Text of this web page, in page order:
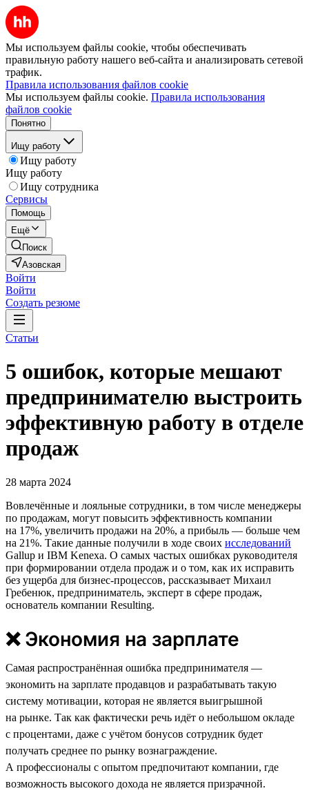
Мы используем файлы cookie, чтобы обеспечивать
правильную работу нашего веб-сайта и анализировать сетевой
трафик.
Правила использования файлов cookie
Мы используем файлы cookie. Правила использования
файлов cookie
Понятно
Ищу работу
Ищу работу
Ищу работу
Ищу сотрудника
Сервисы
Помощь
Ещё
Поиск
Азовская
Войти
Войти
Создать резюме
Статьи
5 ошибок, которые мешают
предпринимателю выстроить
эффективную работу в отделе
продаж
28 марта 2024
Вовлечённые и лояльные сотрудники, в том числе менеджеры
по продажам, могут повысить эффективность компании
на 17%, увеличить продажи на 20%, а прибыль — больше чем
на 21%. Такие данные получили в ходе своих исследований
Gallup и IBM Kenexa. О самых частых ошибках руководителя
при формировании отдела продаж и о том, как их исправить
без ущерба для бизнес-процессов, рассказывает Михаил
Гребенюк, предприниматель, эксперт в сфере продаж,
основатель компании Resulting.
❌ Экономия на зарплате
Самая распространённая ошибка предпринимателя —
экономить на зарплате продавцов и разрабатывать такую
систему мотивации, которая не является выигрышной
на рынке. Так как фактически речь идёт о небольшом окладе
с процентами, даже с учётом бонусов сотрудник будет
получать среднее по рынку вознаграждение.
А профессионалы с опытом предпочитают компании, где
возможность высокого дохода не является призрачной.